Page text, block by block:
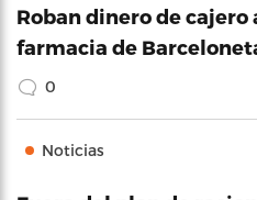
Roban dinero de
farmacia de
0
Noticias